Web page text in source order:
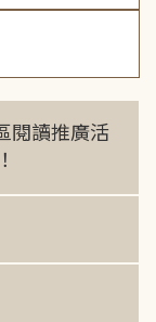
閱讀推廣活